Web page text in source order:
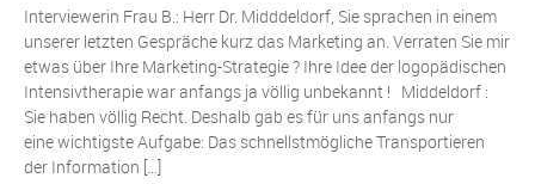
bis
ca.
2000
Interviewerin Frau B.: Herr Dr. Midddeldorf, Sie sprachen in einem
unserer letzten Gespräche kurz das Marketing an. Verraten Sie mir
etwas über Ihre Marketing-Strategie ? Ihre Idee der logopädischen
Intensivtherapie war anfangs ja völlig unbekannt ! Middeldorf :
Sie haben völlig Recht. Deshalb gab es für uns anfangs nur
eine wichtigste Aufgabe: Das schnellstmögliche Transportieren
der Information […]